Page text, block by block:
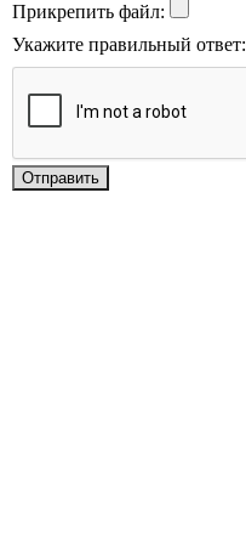
Прикрепить файл:
Укажите правильный ответ: